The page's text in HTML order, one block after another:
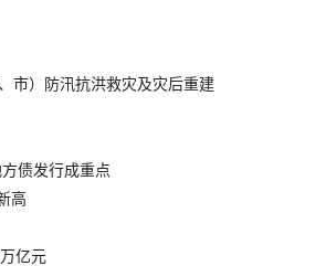
市）防汛抗洪救灾及灾后重建
债发行成重点
高
亿元